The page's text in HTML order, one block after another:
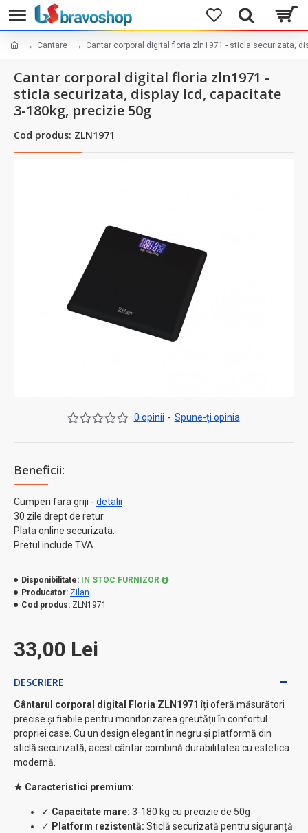
Cantare Cantar corporal digital floria zln1971 - sticla securizata,
Cantar corporal digital floria zln1971 -
sticla securizata, display lcd, capacitate
3-180kg, precizie 50g
Cod produs: ZLN1971
Beneficii:
Cumperi fara griji - detalii
30 zile drept de retur.
Plata online securizata.
Pretul include TVA.
0 opinii - Spune-ţi opinia
33,00 Lei
Disponibilitate:
IN STOC FURNIZOR
Producator: Zilan
Cod produs: ZLN1971
DESCRIERE
Cântarul corporal digital Floria ZLN1971 îți oferă măsurători
precise și fiabile pentru monitorizarea greutății în confortul
propriei case. Cu un design elegant în negru și platformă din
sticlă securizată, acest cântar combină durabilitatea cu estetica
modernă.
★ Caracteristici premium:
✓ Capacitate mare: 3-180 kg cu precizie de 50g
✓ Platform rezistentă: Sticlă securizată pentru siguranță